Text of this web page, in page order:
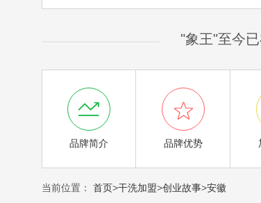
"象王"至今

品牌简介

品牌优势
当前位置： 首页>干洗加盟>创业故事>安徽